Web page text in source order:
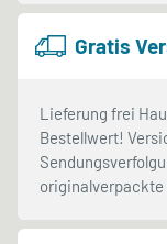
Gratis
Lieferung frei
Bestellwert!
originalverpackte